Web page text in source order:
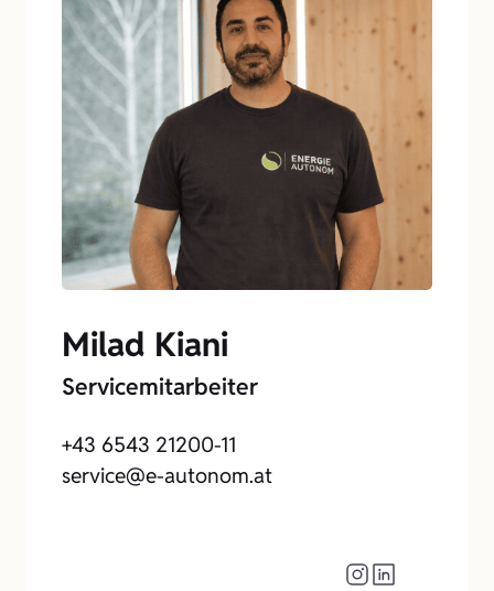
Milad Kiani
Servicemitarbeiter
+43 6543 21200-11
service@e-autonom.at